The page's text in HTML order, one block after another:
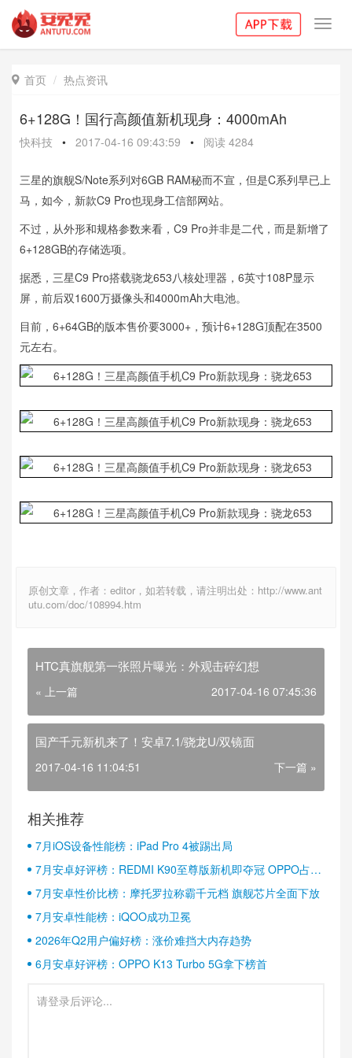
 首页 热点资讯
6+128G！国行高颜值新机现身：4000mAh
快科技 • 2017-04-16 09:43:59 • 阅读 4284
三星的旗舰S/Note系列对6GB RAM秘而不宣，但是C系列早已上
马，如今，新款C9 Pro也现身工信部网站。
不过，从外形和规格参数来看，C9 Pro并非是二代，而是新增了
6+128GB的存储选项。
据悉，三星C9 Pro搭载骁龙653八核处理器，6英寸108P显示
屏，前后双1600万摄像头和4000mAh大电池。
目前，6+64GB的版本售价要3000+，预计6+128G顶配在3500
元左右。
原创文章，作者：editor，如若转载，请注明出处：http://www.ant
utu.com/doc/108994.htm
HTC真旗舰第一张照片曝光：外观击碎幻想
« 上一篇 2017-04-16 07:45:36
国产千元新机来了！安卓7.1/骁龙U/双镜面
2017-04-16 11:04:51 下一篇 »
相关推荐
7月iOS设备性能榜：iPad Pro 4被踢出局
7月安卓好评榜：REDMI K90至尊版新机即夺冠 OPPO占据
半壁江山
7月安卓性价比榜：摩托罗拉称霸千元档 旗舰芯片全面下放
7月安卓性能榜：iQOO成功卫冕
2026年Q2用户偏好榜：涨价难挡大内存趋势
6月安卓好评榜：OPPO K13 Turbo 5G拿下榜首